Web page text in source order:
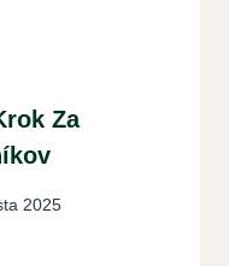
Za
2025